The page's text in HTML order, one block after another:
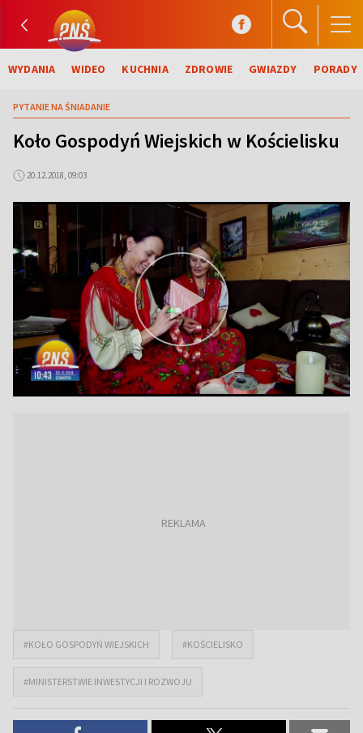
WYDANIA WIDEO KUCHNIA ZDROWIE GWIAZDY PORADY
PYTANIE NA ŚNIADANIE
Koło Gospodyń Wiejskich w Kościelisku
20.12.2018, 09:03
#KOŁO GOSPODYŃ WIEJSKICH #KOŚCIELISKO
#MINISTERSTWIE INWESTYCJI I ROZWOJU